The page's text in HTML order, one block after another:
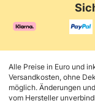
Alle Preise in Euro und
Versandkosten, ohne
möglich. Änderungen
vom Hersteller